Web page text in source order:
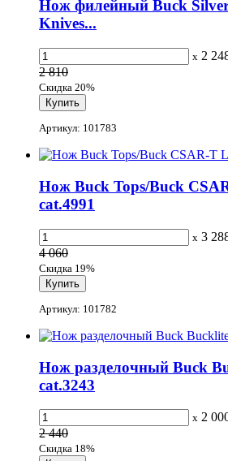
Нож филейный Buck
Knives...
x 2
2 810
Скидка 20%
Артикул: 101783
Нож Buck Tops/Buck
cat.4991
x 3
4 060
Скидка 19%
Артикул: 101782
Нож разделочный Buck
cat.3243
x 2
2 440
Скидка 18%